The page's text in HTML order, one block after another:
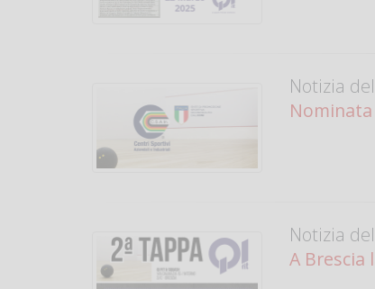
Notizia del
Nominata
Notizia del
A Brescia